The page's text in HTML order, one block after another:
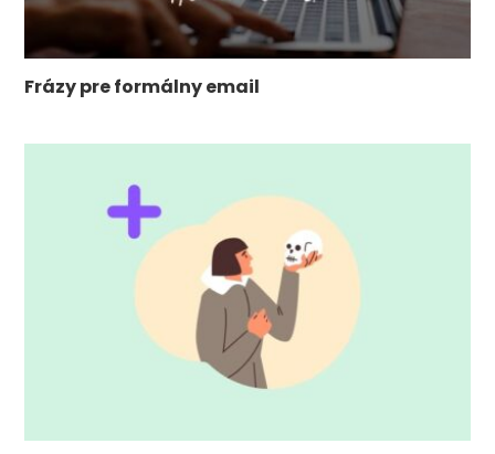
Frázy pre formálny email